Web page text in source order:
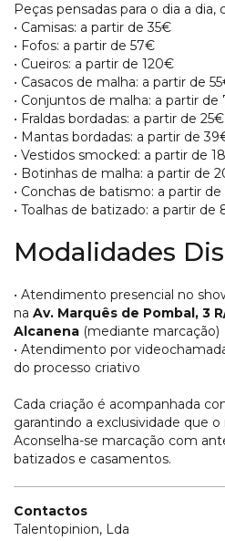
Peças pensadas para o dia a
• Camisas: a partir de 35€
• Fofos: a partir de 57€
• Cueiros: a partir de 120€
• Casacos de malha: a partir de
• Conjuntos de malha: a partir
• Fraldas bordadas: a partir de 25€
• Mantas bordadas: a partir de
• Vestidos smocked: a partir de
• Botinhas de malha: a partir de
• Conchas de batismo: a partir
• Toalhas de batizado: a partir de
Modalidades
• Atendimento presencial no
na Av. Marquês de Pombal, 3
Alcanena (mediante marcação)
• Atendimento por
do processo criativo
Cada criação é acompanhada
garantindo a exclusividade que
Aconselha-se marcação com
batizados e casamentos.
Contactos
Talentopinion, Lda